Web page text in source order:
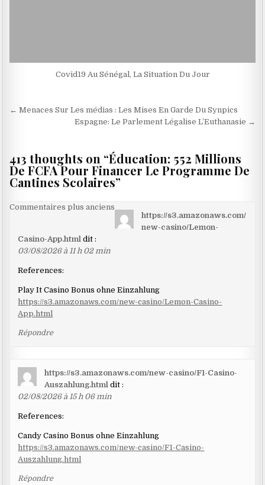
Covid19 Au Sénégal, La Situation Du Jour
Navigation
← Menaces Sur Les médias : Les Mises En Garde Du Synpics
Espagne: Le Parlement Légalise L’Euthanasie →
413 thoughts on “Éducation: 552 Millions
De FCFA Pour Financer Le Programme De
Cantines Scolaires”
Navigation
les
commentaires
Commentaires plus anciens
https://s3.amazonaws.com/
new-casino/Lemon-
Casino-App.html dit :
03/08/2026 à 11 h 02 min
References:
Play It Casino Bonus ohne Einzahlung
https://s3.amazonaws.com/new-casino/Lemon-Casino-
App.html
Répondre
https://s3.amazonaws.com/new-casino/F1-Casino-
Auszahlung.html dit :
02/08/2026 à 15 h 06 min
References:
Candy Casino Bonus ohne Einzahlung
https://s3.amazonaws.com/new-casino/F1-Casino-
Auszahlung.html
Répondre